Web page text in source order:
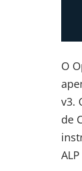
O
v3.
de